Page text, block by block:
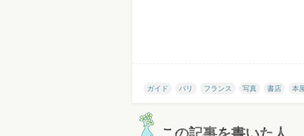
ガイド パリ フランス 写真 書店 本